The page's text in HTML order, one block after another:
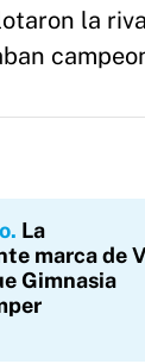
la
La
marca de
Gimnasia